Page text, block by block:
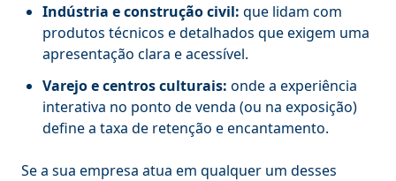
Indústria e construção civil: que lidam com
produtos técnicos e detalhados que exigem uma
apresentação clara e acessível.
Varejo e centros culturais: onde a experiência
interativa no ponto de venda (ou na exposição)
define a taxa de retenção e encantamento.
Se a sua empresa atua em qualquer um desses